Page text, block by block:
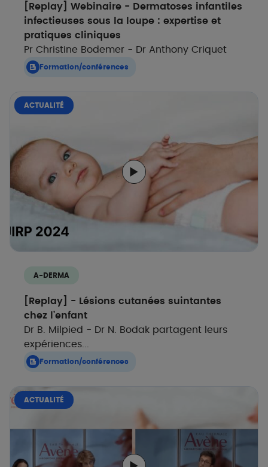
[Replay] Webinaire - Dermatoses infantiles​
infectieuses sous la loupe : expertise et
pratiques cliniques
Pr Christine Bodemer - Dr Anthony Criquet
Formation/conférences
ACTUALITÉ
A-DERMA
[Replay] - Lésions cutanées suintantes
chez l’enfant ​
Dr B. Milpied - Dr N. Bodak partagent leurs
expériences...
Formation/conférences
ACTUALITÉ